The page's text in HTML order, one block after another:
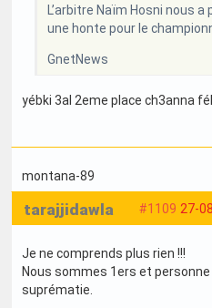
L’arbitre Naïm Hosni nous
une honte pour le
GnetNews
yébki 3al 2eme place ch3anna
montana-89
#1109 27-
tarajjidawla
Je ne comprends plus rien !!!
Nous sommes 1ers et
suprématie.